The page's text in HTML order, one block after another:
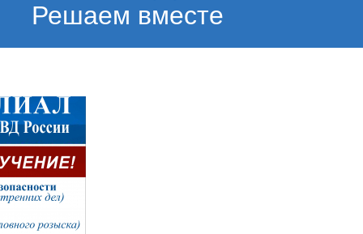
Решаем вместе